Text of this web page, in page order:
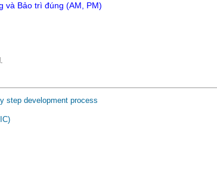
và Bảo trì đúng (AM, PM)
step development process